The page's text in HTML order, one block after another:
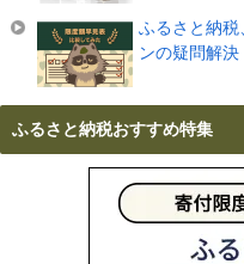
ふるさと納税
ンの疑問解決
ふるさと納税おすすめ特集